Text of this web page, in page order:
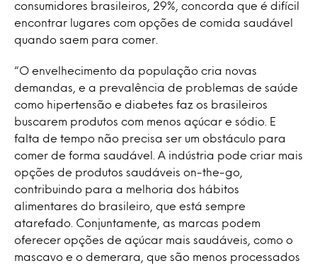
consumidores brasileiros, 29%, concorda que é difícil
encontrar lugares com opções de comida saudável
quando saem para comer.
“O envelhecimento da população cria novas
demandas, e a prevalência de problemas de saúde
como hipertensão e diabetes faz os brasileiros
buscarem produtos com menos açúcar e sódio. E
falta de tempo não precisa ser um obstáculo para
comer de forma saudável. A indústria pode criar mais
opções de produtos saudáveis on-the-go,
contribuindo para a melhoria dos hábitos
alimentares ​​do brasileiro, que está sempre
atarefado. Conjuntamente, as marcas podem
oferecer opções de açúcar mais saudáveis, como o
mascavo e o demerara, que são menos processados ​​